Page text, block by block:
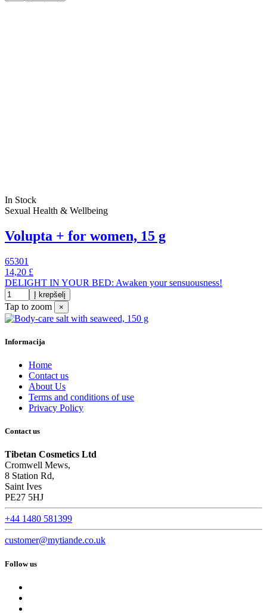
In Stock
Sexual Health & Wellbeing
Volupta + for women, 15 g
65301
14,20 £
DELIGHT IN YOUR BED: Awaken your sensuousness!
Į krepšelį
Tap to zoom ×
Informacija
Home
Contact us
About Us
Terms and conditions of use
Privacy Policy
Contact us
Tibetan Cosmetics Ltd
Cromwell Mews,
8 Station Rd,
Saint Ives
PE27 5HJ
+44 1480 581399
customer@mytiande.co.uk
Follow us